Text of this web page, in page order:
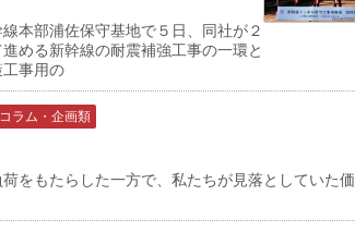
本部浦佐保守基地で５日、同社が２
める新幹線の耐震補強工事の一環と
事用の
コラム・企画類
をもたらした一方で、私たちが見落としていた価